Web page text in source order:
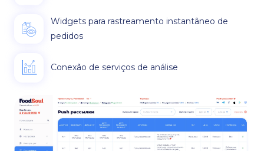
Widgets para rastreamento instantâneo de
pedidos
Conexão de serviços de análise